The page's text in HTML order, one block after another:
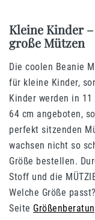
Kleine Kinder
große Mützen
Die coolen Beanie
für kleine Kinder,
Kinder werden in
64 cm angeboten,
perfekt sitzenden
wachsen nicht so
Größe bestellen.
Stoff und die
Welche Größe
Seite